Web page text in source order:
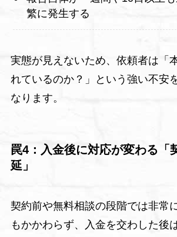
繁に発生する
実態が見えないため、依頼者は「
れているのか？」という強い不安
なります。
罠4：入金後に対応が変わる「
延」
契約前や無料相談の段階では非常
もかかわらず、入金を交わした後